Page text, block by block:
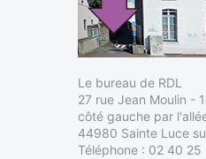
Le bureau de RDL
27 rue Jean Moulin -
côté gauche par
44980 Sainte Luce
Téléphone : 02 40 25